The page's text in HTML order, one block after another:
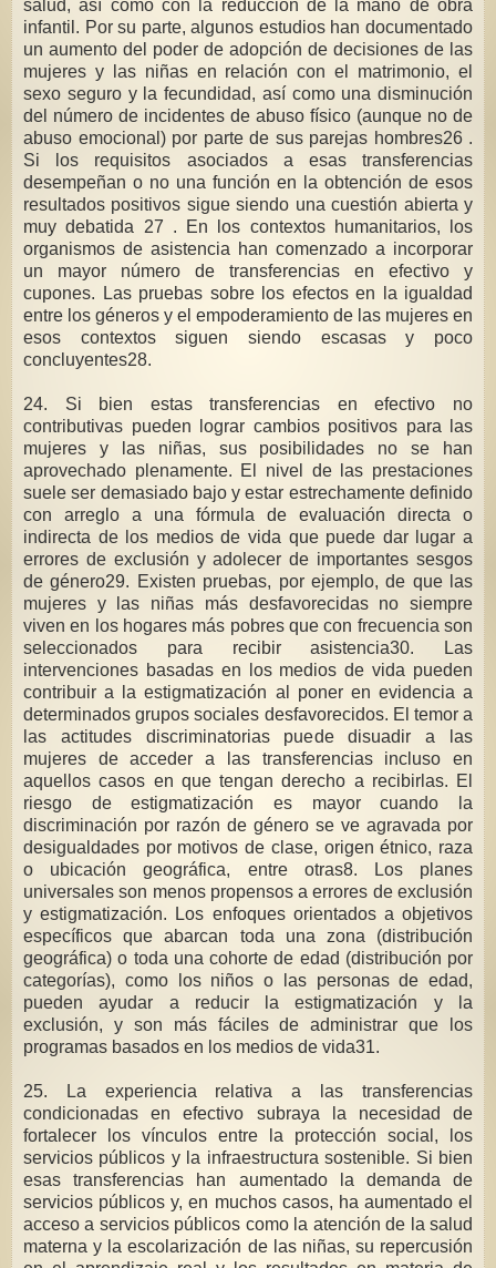
salud, así como con la reducción de la mano de obra
infantil. Por su parte, algunos estudios han documentado
un aumento del poder de adopción de decisiones de las
mujeres y las niñas en relación con el matrimonio, el
sexo seguro y la fecundidad, así como una disminución
del número de incidentes de abuso físico (aunque no de
abuso emocional) por parte de sus parejas hombres26 .
Si los requisitos asociados a esas transferencias
desempeñan o no una función en la obtención de esos
resultados positivos sigue siendo una cuestión abierta y
muy debatida 27 . En los contextos humanitarios, los
organismos de asistencia han comenzado a incorporar
un mayor número de transferencias en efectivo y
cupones. Las pruebas sobre los efectos en la igualdad
entre los géneros y el empoderamiento de las mujeres en
esos contextos siguen siendo escasas y poco
concluyentes28.
24. Si bien estas transferencias en efectivo no
contributivas pueden lograr cambios positivos para las
mujeres y las niñas, sus posibilidades no se han
aprovechado plenamente. El nivel de las prestaciones
suele ser demasiado bajo y estar estrechamente definido
con arreglo a una fórmula de evaluación directa o
indirecta de los medios de vida que puede dar lugar a
errores de exclusión y adolecer de importantes sesgos
de género29. Existen pruebas, por ejemplo, de que las
mujeres y las niñas más desfavorecidas no siempre
viven en los hogares más pobres que con frecuencia son
seleccionados para recibir asistencia30. Las
intervenciones basadas en los medios de vida pueden
contribuir a la estigmatización al poner en evidencia a
determinados grupos sociales desfavorecidos. El temor a
las actitudes discriminatorias puede disuadir a las
mujeres de acceder a las transferencias incluso en
aquellos casos en que tengan derecho a recibirlas. El
riesgo de estigmatización es mayor cuando la
discriminación por razón de género se ve agravada por
desigualdades por motivos de clase, origen étnico, raza
o ubicación geográfica, entre otras8. Los planes
universales son menos propensos a errores de exclusión
y estigmatización. Los enfoques orientados a objetivos
específicos que abarcan toda una zona (distribución
geográfica) o toda una cohorte de edad (distribución por
categorías), como los niños o las personas de edad,
pueden ayudar a reducir la estigmatización y la
exclusión, y son más fáciles de administrar que los
programas basados en los medios de vida31.
25. La experiencia relativa a las transferencias
condicionadas en efectivo subraya la necesidad de
fortalecer los vínculos entre la protección social, los
servicios públicos y la infraestructura sostenible. Si bien
esas transferencias han aumentado la demanda de
servicios públicos y, en muchos casos, ha aumentado el
acceso a servicios públicos como la atención de la salud
materna y la escolarización de las niñas, su repercusión